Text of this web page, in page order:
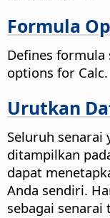
Formula
Defines
options for Calc.
Urutkan
Seluruh senarai
ditampilkan
dapat
Anda sendiri.
sebagai